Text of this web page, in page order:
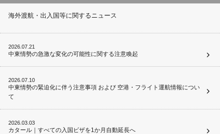
海外渡航・出入国等に関するニュース
2026.07.21
中東情勢の急激な変化の可能性に関する注意喚起
2026.07.10
中東情勢の緊迫化に伴う注意事項 および 空港・フライト運航情報につい
て
2026.03.03
カタール｜すべての入国ビザを1か月自動延長へ